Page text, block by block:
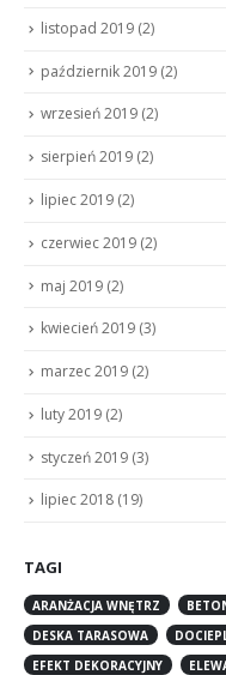
listopad 2019 (2)
październik 2019 (2)
wrzesień 2019 (2)
sierpień 2019 (2)
lipiec 2019 (2)
czerwiec 2019 (2)
maj 2019 (2)
kwiecień 2019 (3)
marzec 2019 (2)
luty 2019 (2)
styczeń 2019 (3)
lipiec 2018 (19)
TAGI
ARANŻACJA WNĘTRZ
DESKA TARASOWA
EFEKT DEKORACYJNY